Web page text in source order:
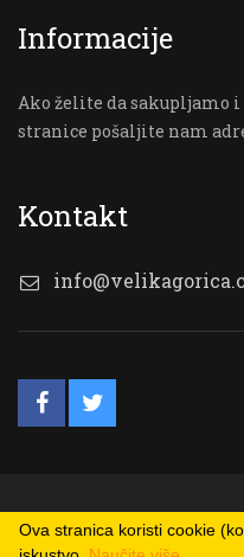
Informacije
Ako želite da sakupljamo
stranice pošaljite nam
Kontakt
©
Ova stranica koristi cookie